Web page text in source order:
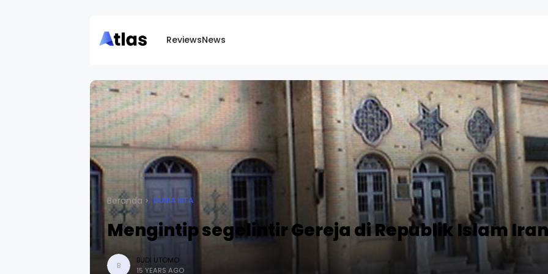
ReviewsNews
Beranda DUNIA KITA
Mengintip segelintir Gereja di Republik Islam Iran
B
BUDI UTOMO
15 YEARS AGO